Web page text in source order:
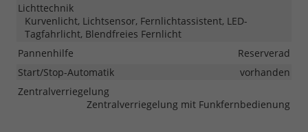
Lichttechnik
Kurvenlicht, Lichtsensor, Fernlichtassistent, LED-
Tagfahrlicht, Blendfreies Fernlicht
Pannenhilfe
Reserverad
Start/Stop-Automatik
vorhanden
Zentralverriegelung
Zentralverriegelung mit Funkfernbedienung